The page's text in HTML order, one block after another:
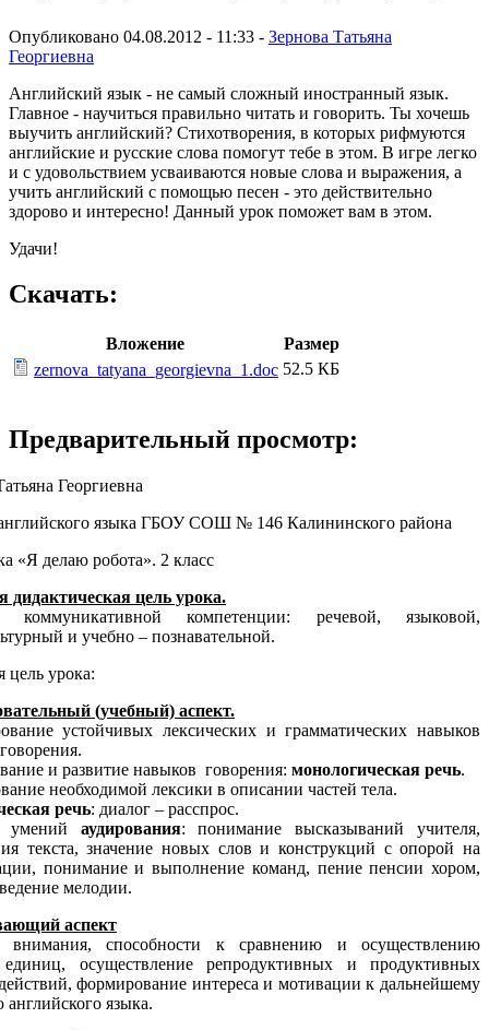
Опубликовано 04.08.2012 - 11:33 - Зернова Татьяна
Георгиевна
Английский язык - не самый сложный иностранный язык.
Главное - научиться правильно читать и говорить. Ты хочешь
выучить английский? Стихотворения, в которых рифмуются
английские и русские слова помогут тебе в этом. В игре легко
и с удовольствием усваиваются новые слова и выражения, а
учить английский с помощью песен - это действительно
здорово и интересно! Данный урок поможет вам в этом.
Удачи!
Скачать:
Вложение
Размер
zernova_tatyana_georgievna_1.doc 52.5 КБ
Предварительный просмотр:
Георгиевна
языка ГБОУ СОШ № 146 Калининского района
«Я делаю робота». 2 класс
дидактическая цель урока.
коммуникативной компетенции: речевой, языковой,
и учебно – познавательной.
цель урока:
(учебный) аспект.
устойчивых лексических и грамматических навыков
и развитие навыков говорения: монологическая речь.
необходимой лексики в описании частей тела.
речь: диалог – расспрос.
умений аудирования: понимание высказываний учителя,
текста, значение новых слов и конструкций с опорой на
понимание и выполнение команд, пение пенсии хором,
мелодии.
аспект
внимания, способности к сравнению и осуществлению
осуществление репродуктивных и продуктивных
формирование интереса и мотивации к дальнейшему
английского языка.